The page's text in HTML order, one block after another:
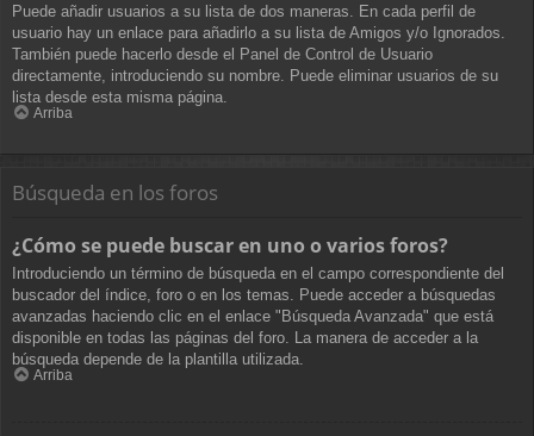
Puede añadir usuarios a su lista de dos maneras. En cada perfil de
usuario hay un enlace para añadirlo a su lista de Amigos y/o Ignorados.
También puede hacerlo desde el Panel de Control de Usuario
directamente, introduciendo su nombre. Puede eliminar usuarios de su
lista desde esta misma página.
Arriba
Búsqueda en los foros
¿Cómo se puede buscar en uno o varios foros?
Introduciendo un término de búsqueda en el campo correspondiente del
buscador del índice, foro o en los temas. Puede acceder a búsquedas
avanzadas haciendo clic en el enlace "Búsqueda Avanzada" que está
disponible en todas las páginas del foro. La manera de acceder a la
búsqueda depende de la plantilla utilizada.
Arriba